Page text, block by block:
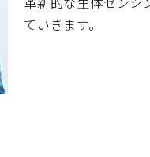
ていきます。